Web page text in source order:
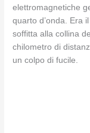
elettromagnetiche
quarto d’onda. Era
soffitta alla collina
chilometro di
un colpo di fucile.